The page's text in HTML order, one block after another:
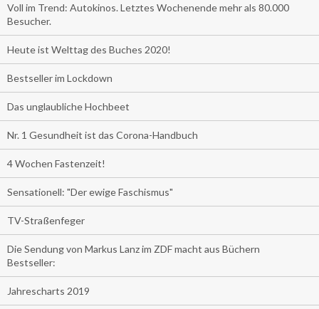
Voll im Trend: Autokinos. Letztes Wochenende mehr als 80.000
Besucher.
Heute ist Welttag des Buches 2020!
Bestseller im Lockdown
Das unglaubliche Hochbeet
Nr. 1 Gesundheit ist das Corona-Handbuch
4 Wochen Fastenzeit!
Sensationell: "Der ewige Faschismus"
TV-Straßenfeger
Die Sendung von Markus Lanz im ZDF macht aus Büchern
Bestseller:
Jahrescharts 2019